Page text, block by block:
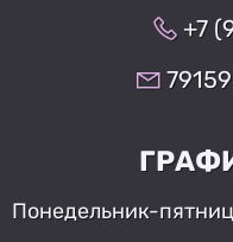
+7
Понедельник-